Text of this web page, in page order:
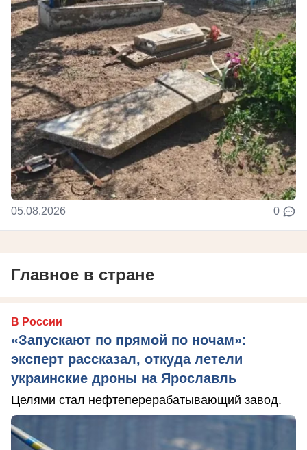
05.08.2026 0
Главное в стране
В России
«Запускают по прямой по ночам»:
эксперт рассказал, откуда летели
украинские дроны на Ярославль
Целями стал нефтеперерабатывающий завод.